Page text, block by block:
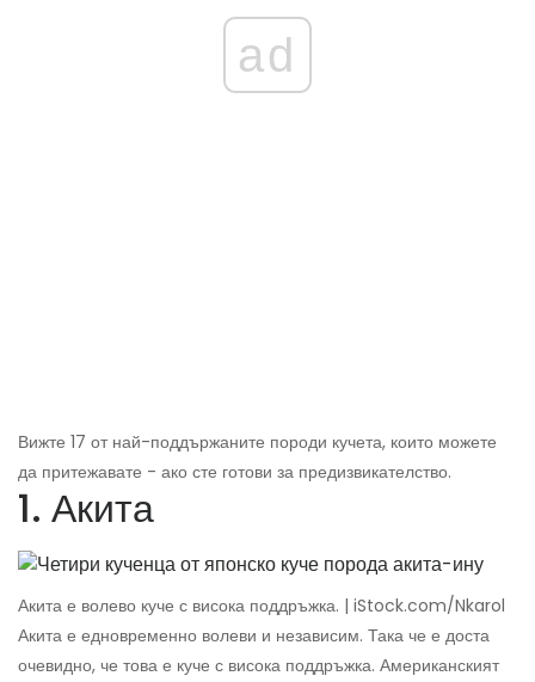
ad
Вижте 17 от най-поддържаните породи кучета, които можете
да притежавате - ако сте готови за предизвикателство.
1. Акита
Акита е волево куче с висока поддръжка. | iStock.com/Nkarol
Акита е едновременно волеви и независим. Така че е доста
очевидно, че това е куче с висока поддръжка. Американският